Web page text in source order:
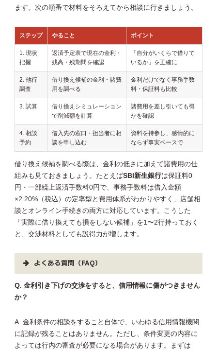
ます。次の順番で材料をそろえてから相談に行きましょう。
ステップ やること ポイント
1. 現状
把握
返済予定表で現在の金利・
残高・残期間を確認
「自分がいくらで借りて
いるか」を正確に
2. 他行
調査
借り換え候補の金利・諸費
用を調べる
金利だけでなく事務手数
料・保証料も比較
3. 試算
借り換えシミュレーション
で削減額を計算
諸費用を差し引いても得
かを確認
4. 相談
予約
借入先の窓口・担当者に相
談を申し込む
資料を持参し、感情的に
ならず事実ベースで
借り換え候補を調べる際は、金利の低さに加えて諸費用の仕
組みも見ておきましょう。たとえばSBI新生銀行は保証料0
円・一部繰上返済手数料0円で、事務手数料は借入金額
×2.20%（税込）の定率型と費用体系がわかりやすく、店舗相
談とオンライン手続きの両方に対応しています。こうした
「実際に借り換えても損をしない候補」を1〜2行持っておく
と、交渉材料としても説得力が増します。
よくある質問（FAQ）
Q. 金利引き下げの交渉をすると、信用情報に傷がつきません
か？
A. 金利条件の相談をすること自体で、いわゆる信用情報機関
に記録が残ることはありません。ただし、条件変更の内容に
よっては行内の審査が必要になる場合があります。まずは